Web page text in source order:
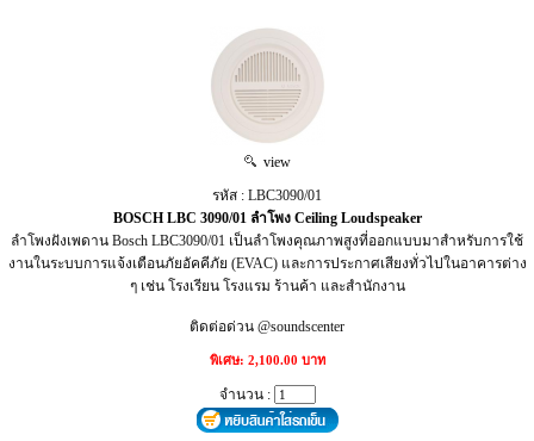
view
รหัส : LBC3090/01
BOSCH LBC 3090/01 ลำโพง Ceiling Loudspeaker
ลำโพงฝังเพดาน Bosch LBC3090/01 เป็นลำโพงคุณภาพสูงที่ออกแบบมาสำหรับการใช้
งานในระบบการแจ้งเตือนภัยอัคคีภัย (EVAC) และการประกาศเสียงทั่วไปในอาคารต่าง
ๆ เช่น โรงเรียน โรงแรม ร้านค้า และสำนักงาน
ติดต่อด่วน @soundscenter
พิเศษ: 2,100.00 บาท
จำนวน :